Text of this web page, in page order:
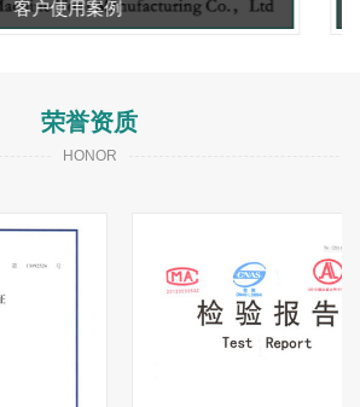
客户使用案例
荣誉资质
HONOR